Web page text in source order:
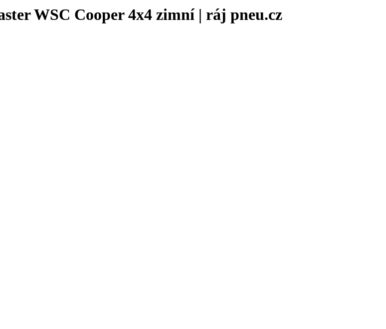
WSC Cooper 4x4 zimní | ráj pneu.cz